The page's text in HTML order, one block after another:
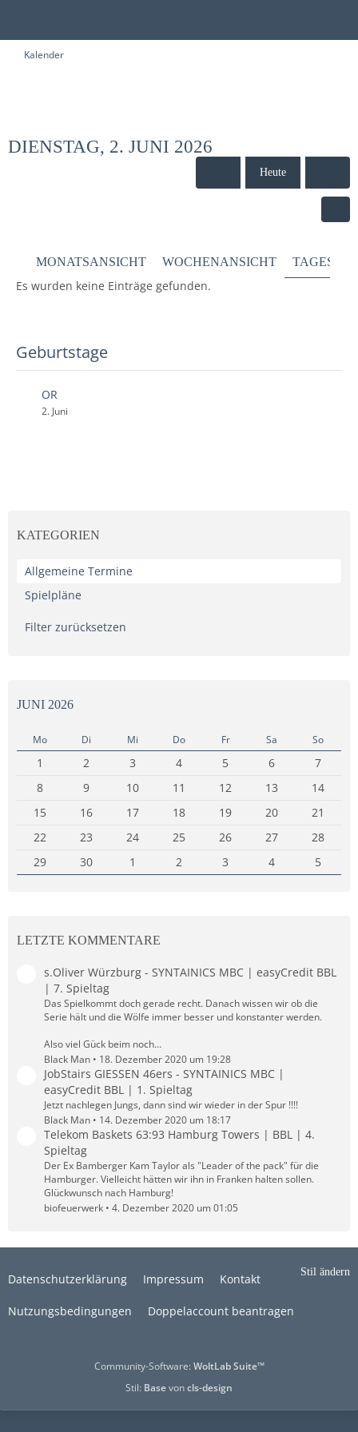
Kalender
DIENSTAG, 2. JUNI 2026
Heute
MONATSANSICHT WOCHENANSICHT
Es wurden keine Einträge gefunden.
Geburtstage
OR
2. Juni
KATEGORIEN
Allgemeine Termine
Spielpläne
Filter zurücksetzen
JUNI 2026
Mo Di Mi Do Fr Sa So
1 2 3 4 5 6
7
8
9 10 11 12 13
14
15
16 17 18 19 20
21
22
23 24 25 26 27
28
29
30 1 2 3 4 5
LETZTE KOMMENTARE
s.Oliver Würzburg - SYNTAINICS MBC | easyCredit BBL
| 7. Spieltag
Das Spielkommt doch gerade recht. Danach wissen wir ob die
Serie hält und die Wölfe immer besser und konstanter werden.
Also viel Gück beim noch…
Black Man
18. Dezember 2020 um 19:28
JobStairs GIESSEN 46ers - SYNTAINICS MBC |
easyCredit BBL | 1. Spieltag
Jetzt nachlegen Jungs, dann sind wir wieder in der Spur !!!!
Black Man
14. Dezember 2020 um 18:17
Telekom Baskets 63:93 Hamburg Towers | BBL | 4.
Spieltag
Der Ex Bamberger Kam Taylor als "Leader of the pack" für die
Hamburger. Vielleicht hätten wir ihn in Franken halten sollen.
Glückwunsch nach Hamburg!
biofeuerwerk
4. Dezember 2020 um 01:05
Stil ändern
Datenschutzerklärung Impressum Kontakt
Nutzungsbedingungen Doppelaccount beantragen
Community-Software: WoltLab Suite™
Stil: Basevoncls-design